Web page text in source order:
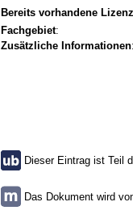
Bereits vorhandene Lizenz
Fachgebiet:
Zusätzliche Informationen:
Dieser Eintrag ist Teil
Das Dokument wird